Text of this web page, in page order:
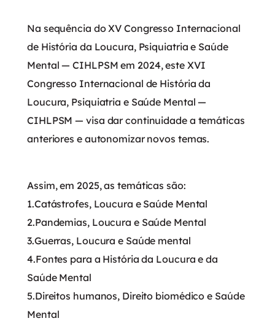
Na sequência do XV Congresso Internacional
de História da Loucura, Psiquiatria e Saúde
Mental — CIHLPSM em 2024, este XVI
Congresso Internacional de História da
Loucura, Psiquiatria e Saúde Mental —
CIHLPSM — visa dar continuidade a temáticas
anteriores e autonomizar novos temas.
Assim, em 2025, as temáticas são:
1.Catástrofes, Loucura e Saúde Mental
2.Pandemias, Loucura e Saúde Mental
3.Guerras, Loucura e Saúde mental
4.Fontes para a História da Loucura e da
Saúde Mental
5.Direitos humanos, Direito biomédico e Saúde
Mental